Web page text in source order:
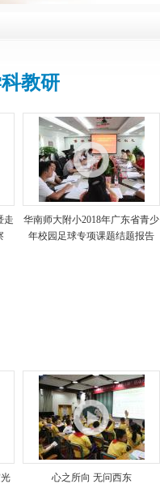
教研
走
华南师大附小2018年广东省青少
年校园足球专项课题结题报告
心之所向 无问西东